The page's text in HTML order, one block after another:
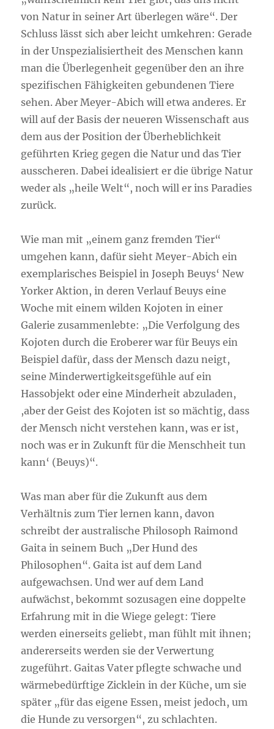
von Natur in seiner Art überlegen wäre“. Der
Schluss lässt sich aber leicht umkehren: Gerade
in der Unspezialisiertheit des Menschen kann
man die Überlegenheit gegenüber den an ihre
spezifischen Fähigkeiten gebundenen Tiere
sehen. Aber Meyer-Abich will etwa anderes. Er
will auf der Basis der neueren Wissenschaft aus
dem aus der Position der Überheblichkeit
geführten Krieg gegen die Natur und das Tier
ausscheren. Dabei idealisiert er die übrige Natur
weder als „heile Welt“, noch will er ins Paradies
zurück.
Wie man mit „einem ganz fremden Tier“
umgehen kann, dafür sieht Meyer-Abich ein
exemplarisches Beispiel in Joseph Beuys‘ New
Yorker Aktion, in deren Verlauf Beuys eine
Woche mit einem wilden Kojoten in einer
Galerie zusammenlebte: „Die Verfolgung des
Kojoten durch die Eroberer war für Beuys ein
Beispiel dafür, dass der Mensch dazu neigt,
seine Minderwertigkeitsgefühle auf ein
Hassobjekt oder eine Minderheit abzuladen,
,aber der Geist des Kojoten ist so mächtig, dass
der Mensch nicht verstehen kann, was er ist,
noch was er in Zukunft für die Menschheit tun
kann‘ (Beuys)“.
Was man aber für die Zukunft aus dem
Verhältnis zum Tier lernen kann, davon
schreibt der australische Philosoph Raimond
Gaita in seinem Buch „Der Hund des
Philosophen“. Gaita ist auf dem Land
aufgewachsen. Und wer auf dem Land
aufwächst, bekommt sozusagen eine doppelte
Erfahrung mit in die Wiege gelegt: Tiere
werden einerseits geliebt, man fühlt mit ihnen;
andererseits werden sie der Verwertung
zugeführt. Gaitas Vater pflegte schwache und
wärmebedürftige Zicklein in der Küche, um sie
später „für das eigene Essen, meist jedoch, um
die Hunde zu versorgen“, zu schlachten.